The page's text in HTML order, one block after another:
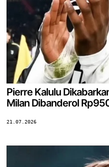
Pierre Kalulu
Milan Dibanderol
21.07.2026